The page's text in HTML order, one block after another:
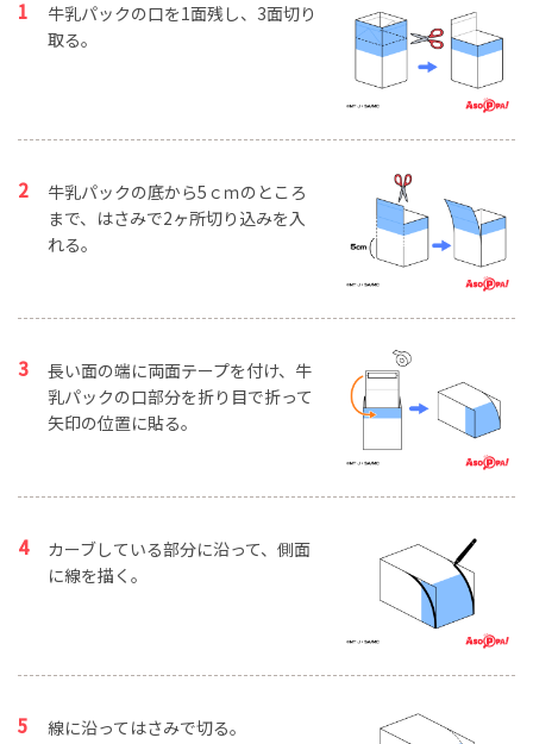
牛乳パックの口を1面残し、3面切り
取る。
牛乳パックの底から5ｃｍのところ
まで、はさみで2ヶ所切り込みを入
れる。
長い面の端に両面テープを付け、牛
乳パックの口部分を折り目で折って
矢印の位置に貼る。
カーブしている部分に沿って、側面
に線を描く。
線に沿ってはさみで切る。